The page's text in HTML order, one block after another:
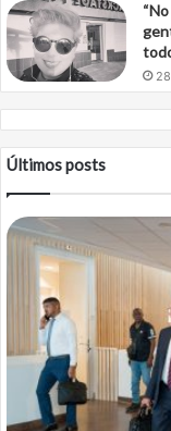
Últimos posts